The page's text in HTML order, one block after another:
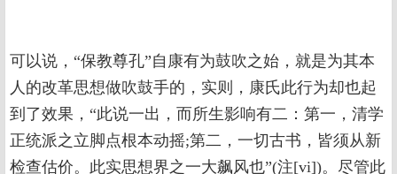
可以说，“保教尊孔”自康有为鼓吹之始，就是为其本
人的改革思想做吹鼓手的，实则，康氏此行为却也起
到了效果，“此说一出，而所生影响有二：第一，清学
正统派之立脚点根本动摇;第二，一切古书，皆须从新
检查估价。此实思想界之一大飙风也”(注[vi])。尽管此